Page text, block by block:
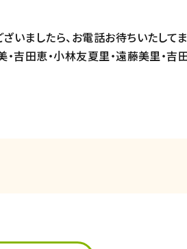
ましたら、お電話お待ちいたしてま
田恵・小林友夏里・遠藤美里・吉田